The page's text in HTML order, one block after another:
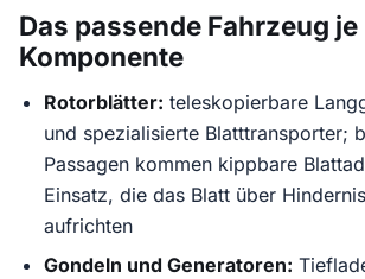
Das passende Fahrzeug je
Komponente
Rotorblätter: teleskopierbare
und spezialisierte Blatttransporter;
Passagen kommen kippbare
Einsatz, die das Blatt über
aufrichten
Gondeln und Generatoren: